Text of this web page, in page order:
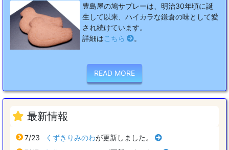
豊島屋の鳩サブレーは、明治30年頃に誕
生して以来、ハイカラな鎌倉の味として愛
され続けています。
詳細はこちら 。
READ MORE
最新情報
7/23 くずきりみのわが更新しました。